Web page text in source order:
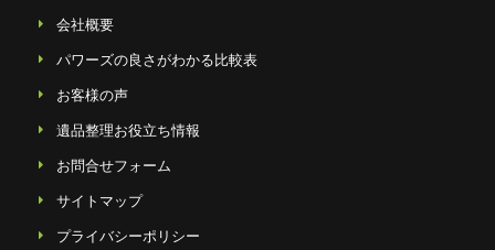
会社概要
パワーズの良さがわかる比較表
お客様の声
遺品整理お役立ち情報
お問合せフォーム
サイトマップ
プライバシーポリシー